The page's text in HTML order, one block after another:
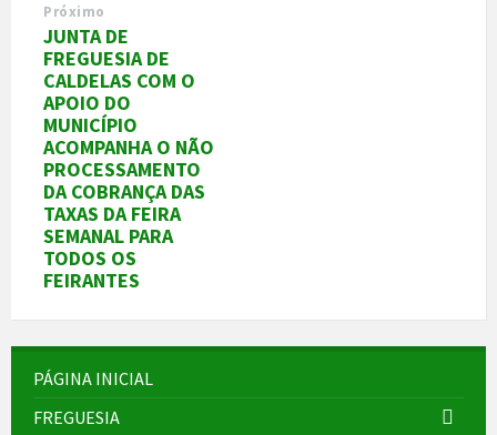
Próximo
JUNTA DE
FREGUESIA DE
CALDELAS COM O
APOIO DO
MUNICÍPIO
ACOMPANHA O NÃO
PROCESSAMENTO
DA COBRANÇA DAS
TAXAS DA FEIRA
SEMANAL PARA
TODOS OS
FEIRANTES
PÁGINA INICIAL
FREGUESIA